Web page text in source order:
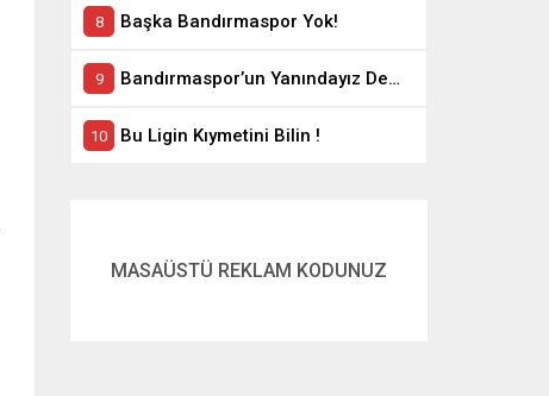
Başka Bandırmaspor Yok!
Bandırmaspor’un Yanındayız Demekle Olmuyor!
Bu Ligin Kıymetini Bilin !
MASAÜSTÜ REKLAM KODUNUZ